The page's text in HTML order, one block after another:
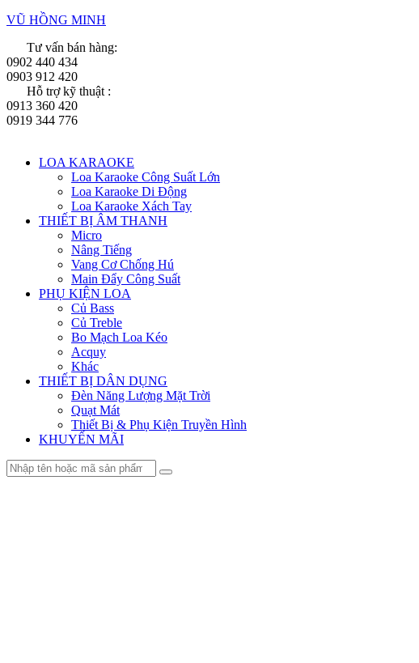
VŨ HỒNG MINH
Tư vấn bán hàng:
0902 440 434
0903 912 420
Hỗ trợ kỹ thuật :
0913 360 420
0919 344 776
Menu
LOA KARAOKE
Loa Karaoke Công Suất Lớn
Loa Karaoke Di Động
Loa Karaoke Xách Tay
THIẾT BỊ ÂM THANH
Micro
Nâng Tiếng
Vang Cơ Chống Hú
Main Đẩy Công Suất
PHỤ KIỆN LOA
Củ Bass
Củ Treble
Bo Mạch Loa Kéo
Acquy
Khác
THIẾT BỊ DÂN DỤNG
Đèn Năng Lượng Mặt Trời
Quạt Mát
Thiết Bị & Phụ Kiện Truyền Hình
KHUYẾN MÃI